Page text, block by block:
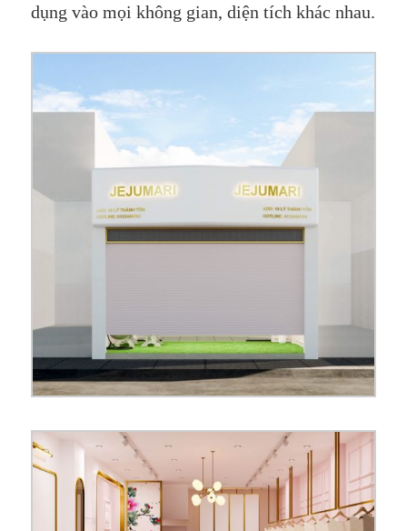
dụng vào mọi không gian, diện tích khác nhau.